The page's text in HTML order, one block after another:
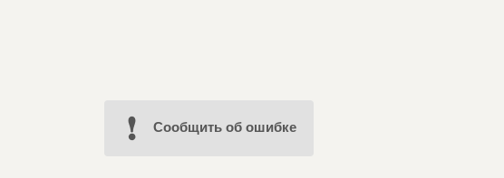
Cообщить об ошибке